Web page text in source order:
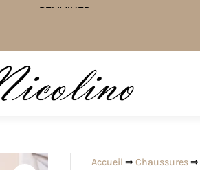
Accueil ⇒Chaussures⇒